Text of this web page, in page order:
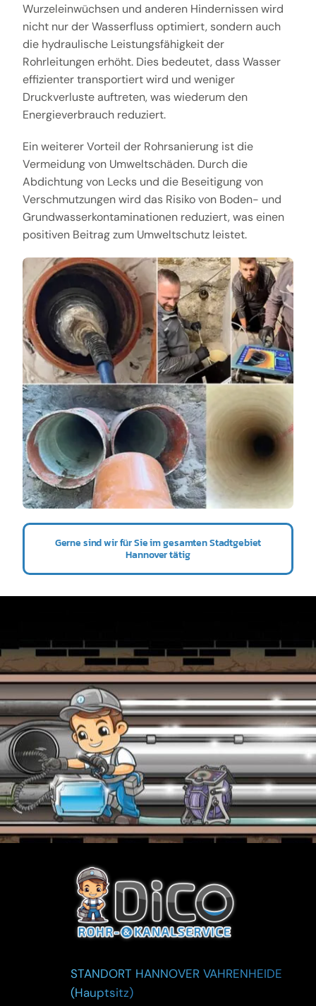
Wurzeleinwüchsen und anderen Hindernissen wird
nicht nur der Wasserfluss optimiert, sondern auch
die hydraulische Leistungsfähigkeit der
Rohrleitungen erhöht. Dies bedeutet, dass Wasser
effizienter transportiert wird und weniger
Druckverluste auftreten, was wiederum den
Energieverbrauch reduziert.
Ein weiterer Vorteil der Rohrsanierung ist die
Vermeidung von Umweltschäden. Durch die
Abdichtung von Lecks und die Beseitigung von
Verschmutzungen wird das Risiko von Boden- und
Grundwasserkontaminationen reduziert, was einen
positiven Beitrag zum Umweltschutz leistet.
Gerne sind wir für Sie im gesamten Stadtgebiet
Hannover tätig
STANDORT HANNOVER VAHRENHEIDE
(Hauptsitz)